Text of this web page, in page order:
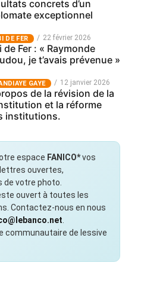
concrets d’un
exceptionnel
DE FER 22 février 2026
de Fer : « Raymonde
je t’avais prévenue »
GAYE 12 janvier 2026
de la révision de la
et la réforme
institutions.
espace FANICO*vos
ouvertes,
votre photo.
ouvert à toutes les
Contactez-nous en nous
communautaire de lessive